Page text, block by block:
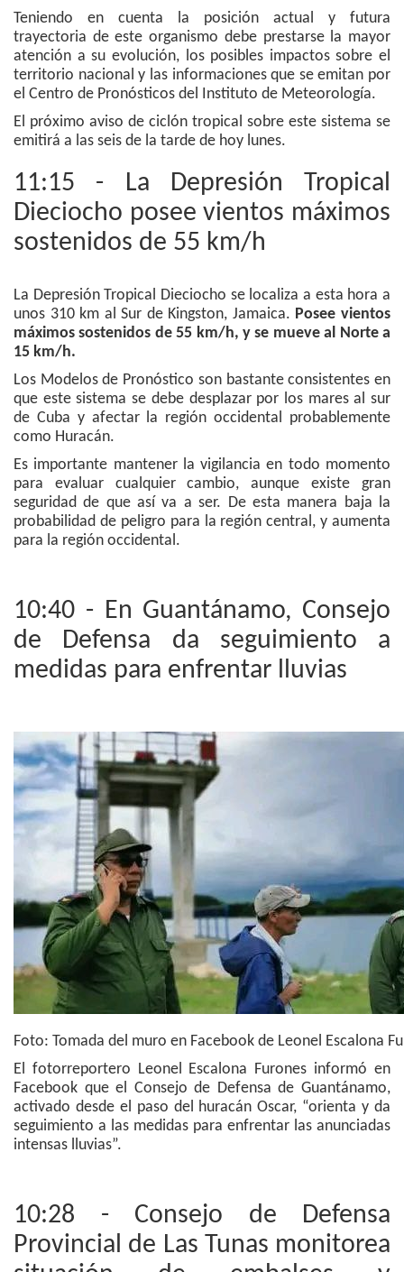
Teniendo en cuenta la posición actual y futura
trayectoria de este organismo debe prestarse la mayor
atención a su evolución, los posibles impactos sobre el
territorio nacional y las informaciones que se emitan por
el Centro de Pronósticos del Instituto de Meteorología.
El próximo aviso de ciclón tropical sobre este sistema se
emitirá a las seis de la tarde de hoy lunes.
11:15 - La Depresión Tropical
Dieciocho posee vientos máximos
sostenidos de 55 km/h
La Depresión Tropical Dieciocho se localiza a esta hora a
unos 310 km al Sur de Kingston, Jamaica. Posee vientos
máximos sostenidos de 55 km/h, y se mueve al Norte a
15 km/h.
Los Modelos de Pronóstico son bastante consistentes en
que este sistema se debe desplazar por los mares al sur
de Cuba y afectar la región occidental probablemente
como Huracán.
Es importante mantener la vigilancia en todo momento
para evaluar cualquier cambio, aunque existe gran
seguridad de que así va a ser. De esta manera baja la
probabilidad de peligro para la región central, y aumenta
para la región occidental.
10:40 - En Guantánamo, Consejo
de Defensa da seguimiento a
medidas para enfrentar lluvias
Foto: Tomada del muro en Facebook de Leonel Escalona
El fotorreportero Leonel Escalona Furones informó en
Facebook que el Consejo de Defensa de Guantánamo,
activado desde el paso del huracán Oscar, “orienta y da
seguimiento a las medidas para enfrentar las anunciadas
intensas lluvias”.
10:28 - Consejo de Defensa
Provincial de Las Tunas monitorea